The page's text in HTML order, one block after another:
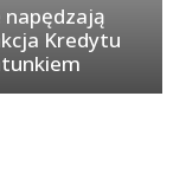
Kredytu